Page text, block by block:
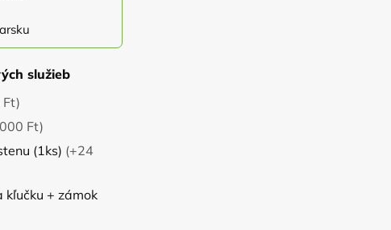
služieb
Ft)
(1ks) (+24
kľučku + zámok